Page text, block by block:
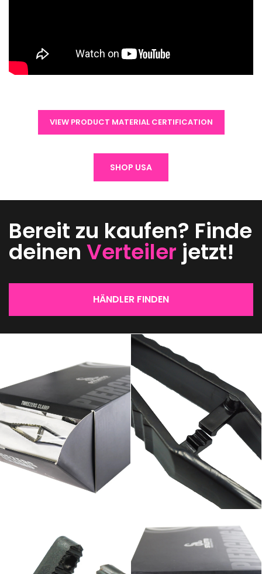
VIEW PRODUCT MATERIAL CERTIFICATION
SHOP USA
Bereit zu kaufen? Finde
deinen Verteiler jetzt!
HÄNDLER FINDEN